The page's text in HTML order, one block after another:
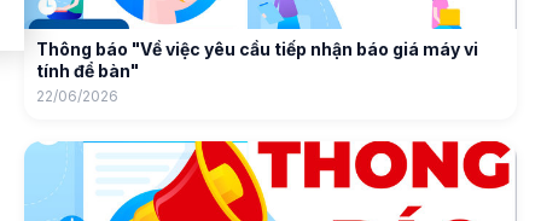
Thông báo "Về việc yêu cầu tiếp nhận báo giá máy vi
tính để bàn"
22/06/2026